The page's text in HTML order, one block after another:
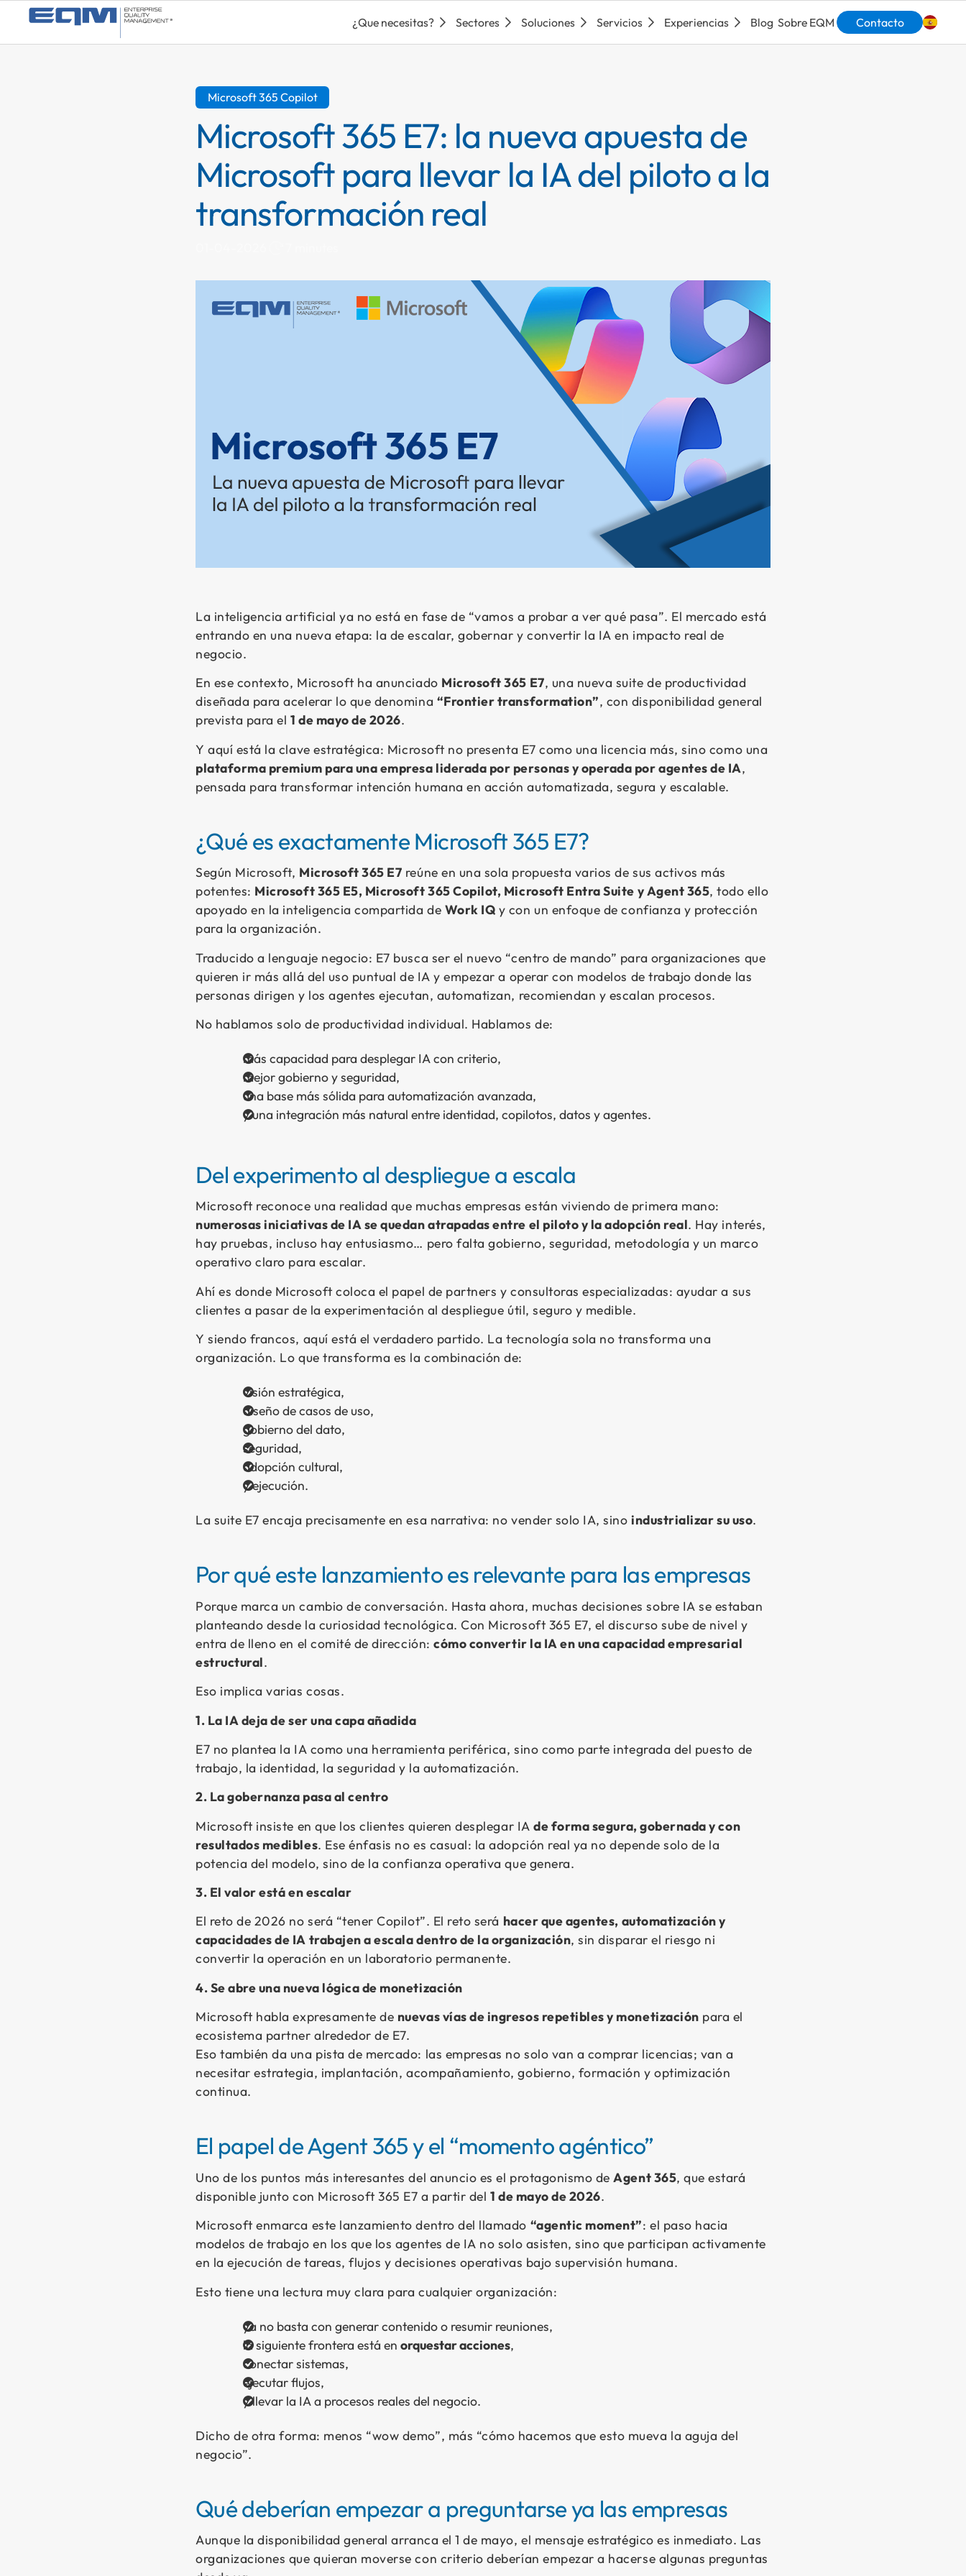
¿Que necesitas? Sectores Soluciones Servicios Experiencias Blog Sobre EQM Contacto
Microsoft 365 Copilot
Microsoft 365 E7: la nueva apuesta de
Microsoft para llevar la IA del piloto a la
transformación real
La inteligencia artificial ya no está en fase de “vamos a probar a ver qué pasa”. El mercado está
entrando en una nueva etapa: la de escalar, gobernar y convertir la IA en impacto real de
negocio.
En ese contexto, Microsoft ha anunciado Microsoft 365 E7, una nueva suite de productividad
diseñada para acelerar lo que denomina “Frontier transformation”, con disponibilidad general
prevista para el 1 de mayo de 2026.
Y aquí está la clave estratégica: Microsoft no presenta E7 como una licencia más, sino como una
plataforma premium para una empresa liderada por personas y operada por agentes de IA,
pensada para transformar intención humana en acción automatizada, segura y escalable.
¿Qué es exactamente Microsoft 365 E7?
Según Microsoft, Microsoft 365 E7 reúne en una sola propuesta varios de sus activos más
potentes: Microsoft 365 E5, Microsoft 365 Copilot, Microsoft Entra Suite y Agent 365, todo ello
apoyado en la inteligencia compartida de Work IQ y con un enfoque de confianza y protección
para la organización.
Traducido a lenguaje negocio: E7 busca ser el nuevo “centro de mando” para organizaciones que
quieren ir más allá del uso puntual de IA y empezar a operar con modelos de trabajo donde las
personas dirigen y los agentes ejecutan, automatizan, recomiendan y escalan procesos.
No hablamos solo de productividad individual. Hablamos de:
más capacidad para desplegar IA con criterio,
mejor gobierno y seguridad,
una base más sólida para automatización avanzada,
y una integración más natural entre identidad, copilotos, datos y agentes.
Del experimento al despliegue a escala
Microsoft reconoce una realidad que muchas empresas están viviendo de primera mano:
numerosas iniciativas de IA se quedan atrapadas entre el piloto y la adopción real. Hay interés,
hay pruebas, incluso hay entusiasmo… pero falta gobierno, seguridad, metodología y un marco
operativo claro para escalar.
Ahí es donde Microsoft coloca el papel de partners y consultoras especializadas: ayudar a sus
clientes a pasar de la experimentación al despliegue útil, seguro y medible.
Y siendo francos, aquí está el verdadero partido. La tecnología sola no transforma una
organización. Lo que transforma es la combinación de:
visión estratégica,
diseño de casos de uso,
gobierno del dato,
seguridad,
adopción cultural,
y ejecución.
La suite E7 encaja precisamente en esa narrativa: no vender solo IA, sino industrializar su uso.
Por qué este lanzamiento es relevante para las empresas
Porque marca un cambio de conversación. Hasta ahora, muchas decisiones sobre IA se estaban
planteando desde la curiosidad tecnológica. Con Microsoft 365 E7, el discurso sube de nivel y
entra de lleno en el comité de dirección:cómo convertir la IA en una capacidad empresarial
estructural.
Eso implica varias cosas.
1. La IA deja de ser una capa añadida
E7 no plantea la IA como una herramienta periférica, sino como parte integrada del puesto de
trabajo, la identidad, la seguridad y la automatización.
2. La gobernanza pasa al centro
Microsoft insiste en que los clientes quieren desplegar IAde forma segura, gobernada y con
resultados medibles. Ese énfasis no es casual: la adopción real ya no depende solo de la
potencia del modelo, sino de la confianza operativa que genera.
3. El valor está en escalar
El reto de 2026 no será “tener Copilot”. El reto será hacer que agentes, automatización y
capacidades de IA trabajen a escala dentro de la organización, sin disparar el riesgo ni
convertir la operación en un laboratorio permanente.
4. Se abre una nueva lógica de monetización
Microsoft habla expresamente de nuevas vías de ingresos repetibles y monetización para el
ecosistema partner alrededor de E7.
Eso también da una pista de mercado: las empresas no solo van a comprar licencias; van a
necesitar estrategia, implantación, acompañamiento, gobierno, formación y optimización
continua.
El papel de Agent 365 y el “momento agéntico”
Uno de los puntos más interesantes del anuncio es el protagonismo deAgent 365, que estará
disponible junto con Microsoft 365 E7 a partir del 1 de mayo de 2026.
Microsoft enmarca este lanzamiento dentro del llamado “agentic moment”: el paso hacia
modelos de trabajo en los que los agentes de IA no solo asisten, sino que participan activamente
en la ejecución de tareas, flujos y decisiones operativas bajo supervisión humana.
Esto tiene una lectura muy clara para cualquier organización:
ya no basta con generar contenido o resumir reuniones,
la siguiente frontera está en orquestar acciones,
conectar sistemas,
ejecutar flujos,
y llevar la IA a procesos reales del negocio.
Dicho de otra forma: menos “wow demo”, más “cómo hacemos que esto mueva la aguja del
negocio”.
Qué deberían empezar a preguntarse ya las empresas
Aunque la disponibilidad general arranca el 1 de mayo, el mensaje estratégico es inmediato. Las
organizaciones que quieran moverse con criterio deberían empezar a hacerse algunas preguntas